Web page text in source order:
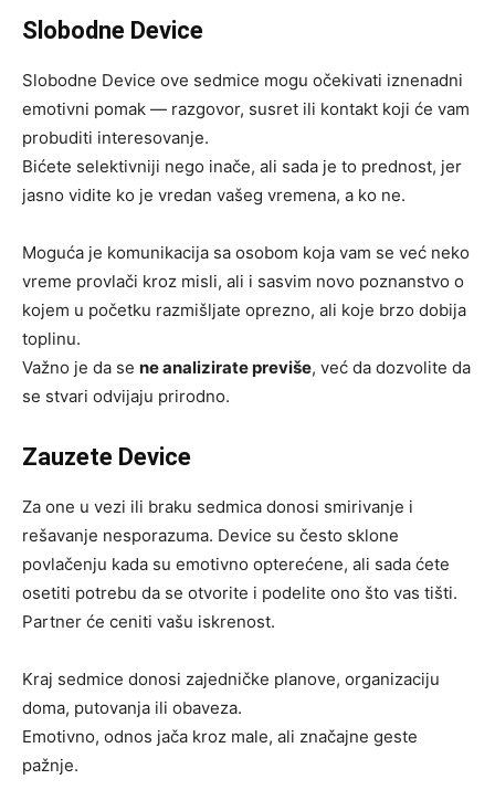
Slobodne Device
Slobodne Device ove sedmice mogu očekivati iznenadni
emotivni pomak — razgovor, susret ili kontakt koji će vam
probuditi interesovanje.
Bićete selektivniji nego inače, ali sada je to prednost, jer
jasno vidite ko je vredan vašeg vremena, a ko ne.
Moguća je komunikacija sa osobom koja vam se već neko
vreme provlači kroz misli, ali i sasvim novo poznanstvo o
kojem u početku razmišljate oprezno, ali koje brzo dobija
toplinu.
Važno je da se ne analizirate previše, već da dozvolite da
se stvari odvijaju prirodno.
Zauzete Device
Za one u vezi ili braku sedmica donosi smirivanje i
rešavanje nesporazuma. Device su često sklone
povlačenju kada su emotivno opterećene, ali sada ćete
osetiti potrebu da se otvorite i podelite ono što vas tišti.
Partner će ceniti vašu iskrenost.
Kraj sedmice donosi zajedničke planove, organizaciju
doma, putovanja ili obaveza.
Emotivno, odnos jača kroz male, ali značajne geste
pažnje.